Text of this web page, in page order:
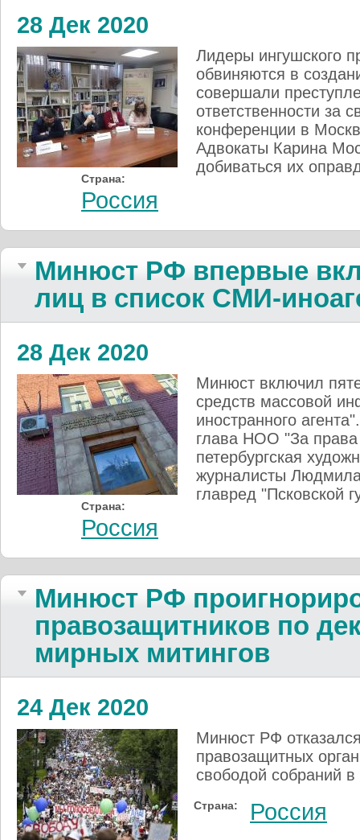
28 Дек 2020
Лидеры ингушского
обвиняются в
совершали
ответственности за
конференции в
Адвокаты Карина
добиваться их
Страна:
Россия
Минюст РФ впервые
лиц в список СМИ-
28 Дек 2020
Минюст включил
средств массовой
иностранного
глава НОО "За
петербургская
журналисты
главред "Псковской
Страна:
Россия
Минюст РФ
правозащитников по
мирных митингов
24 Дек 2020
Минюст РФ
правозащитных
свободой собраний в
Страна: Россия